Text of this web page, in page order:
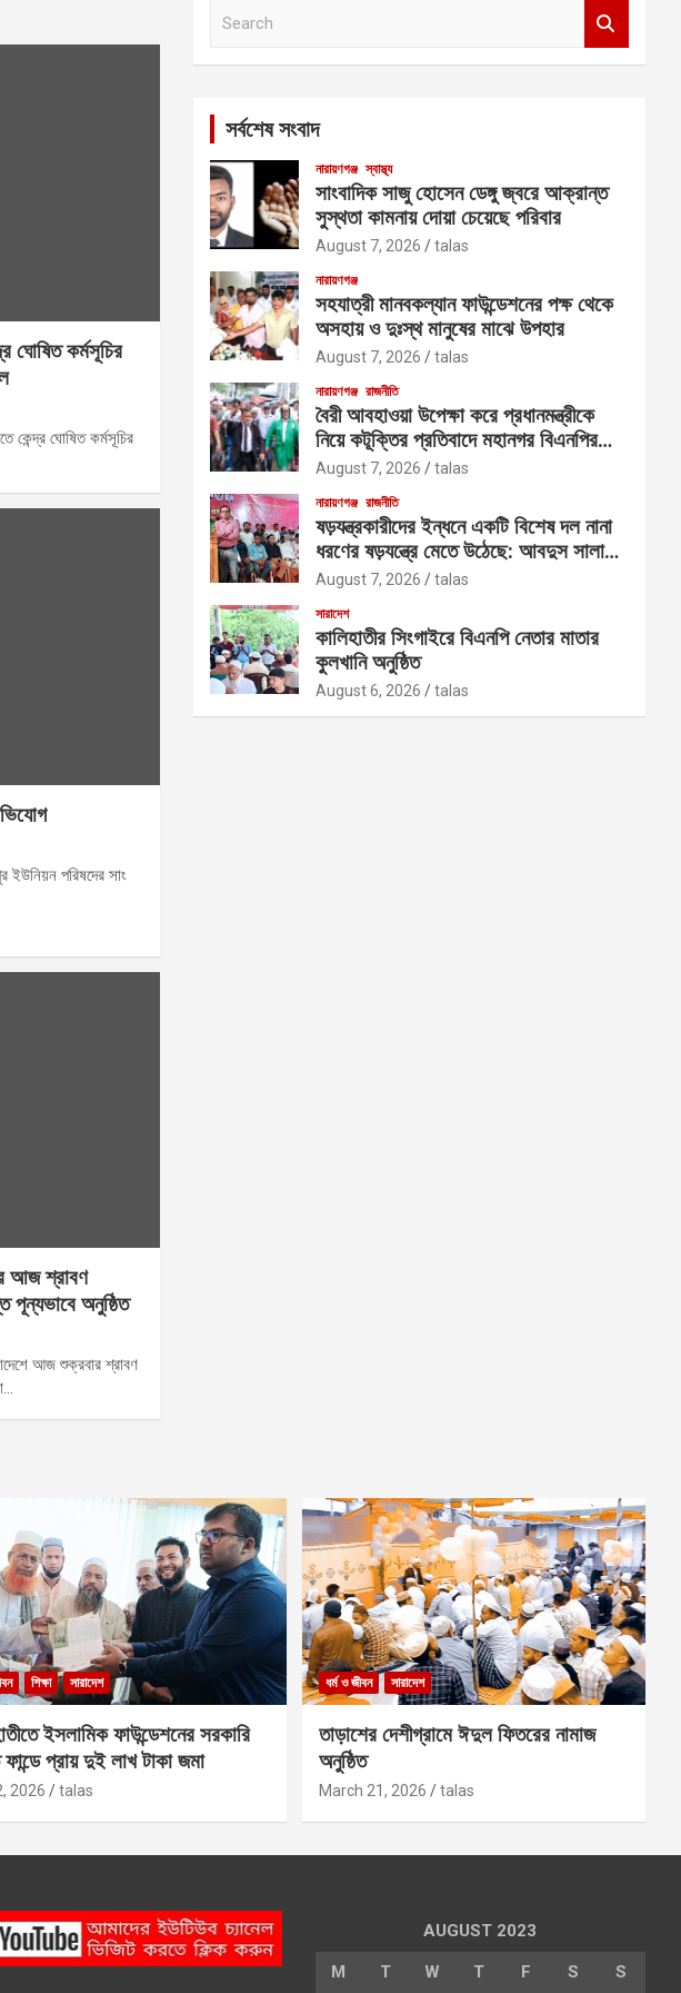
ঘোষিত কর্মসূচির
কেন্দ্র ঘোষিত কর্মসূচির
ইউনিয়ন পরিষদের সাং
আজ শ্রাবণ
পূন্যভাবে অনুষ্ঠিত
আজ শুক্রবার শ্রাবণ
সর্বশেষ সংবাদ
নারায়ণগঞ্জ স্বাস্থ্য
সাংবাদিক সাজু হোসেন ডেঙ্গু জ্বরে আক্রান্ত
সুস্থতা কামনায় দোয়া চেয়েছে পরিবার
August 7, 2026 talas
নারায়ণগঞ্জ
সহযাত্রী মানবকল্যান ফাউন্ডেশনের পক্ষ থেকে
অসহায় ও দুঃস্থ মানুষের মাঝে উপহার
August 7, 2026 talas
নারায়ণগঞ্জ রাজনীতি
বৈরী আবহাওয়া উপেক্ষা করে প্রধানমন্ত্রীকে
নিয়ে কটূক্তির প্রতিবাদে মহানগর বিএনপির
বিক্ষোভ
August 7, 2026 talas
নারায়ণগঞ্জ রাজনীতি
ষড়যন্ত্রকারীদের ইন্ধনে একটি বিশেষ দল নানা
ধরণের ষড়যন্ত্রে মেতে উঠেছে: আবদুস সালাম
আজাদ
August 7, 2026 talas
সারাদেশ
কালিহাতীর সিংগাইরে বিএনপি নেতার মাতার
কুলখানি অনুষ্ঠিত
August 6, 2026 talas
শিক্ষা সারাদেশ
ইসলামিক ফাউন্ডেশনের সরকারি
ফান্ডে প্রায় দুই লাখ টাকা জমা
2026 talas
ধর্ম ও জীবন সারাদেশ
তাড়াশের দেশীগ্রামে ঈদুল ফিতরের নামাজ
অনুষ্ঠিত
March 21, 2026 talas
AUGUST 2023
M T W T F S S